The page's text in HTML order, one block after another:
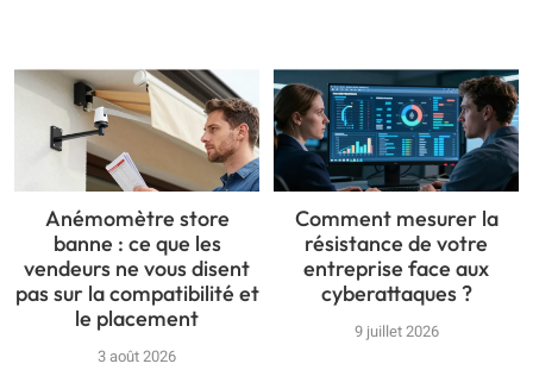
Anémomètre store
banne : ce que les
vendeurs ne vous disent
pas sur la compatibilité et
le placement
3 août 2026
Comment mesurer la
résistance de votre
entreprise face aux
cyberattaques ?
9 juillet 2026